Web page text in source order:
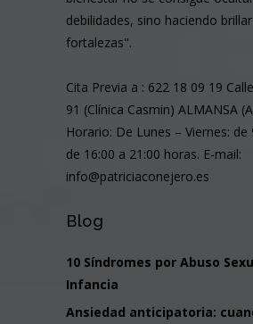
debilidades, sino haciendo
fortalezas".
Cita Previa a : 622 18 09 19
91 (Clínica Casmin) ALMANSA
Horario: De Lunes – Viernes: de
de 16:00 a 21:00 horas. E-mail:
info@patriciaconejero.es
Blog
10 Síndromes por Abuso
Infancia
Ansiedad anticipatoria: